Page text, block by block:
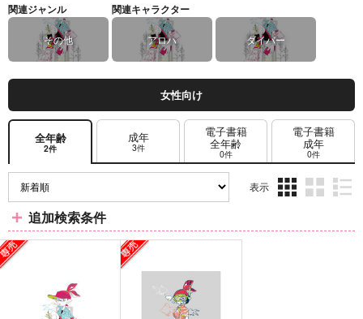
関連ジャンル
その他
関連キャラクター
アロハ ダイバー
女性向け
全年齢
2件
成年
3件
電子書籍
全年齢
0件
電子書籍
成年
0件
表示
ム
ム
ム
追加検索条件